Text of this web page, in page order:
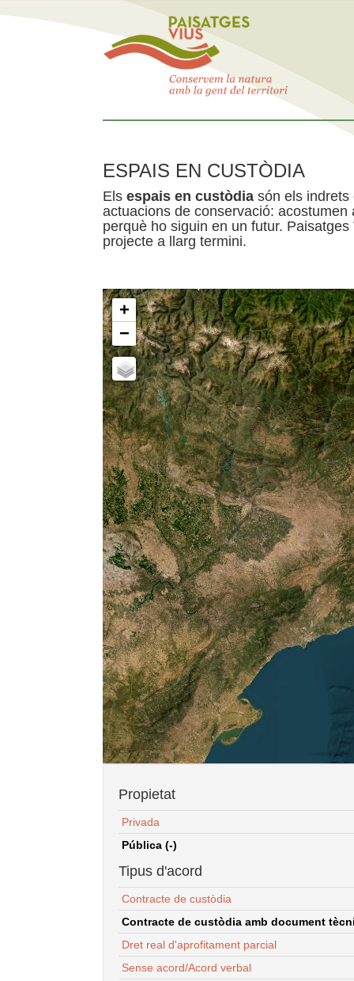
ESPAIS EN CUSTÒDIA
Els espais en custòdia són els indrets
actuacions de conservació:
perquè ho siguin en un futur.
projecte a llarg termini.
+
−
Propietat
Privada
Pública (-)
Tipus d'acord
Contracte de custòdia
Contracte de custòdia amb document
Dret real d'aprofitament parcial
Sense acord/Acord verbal